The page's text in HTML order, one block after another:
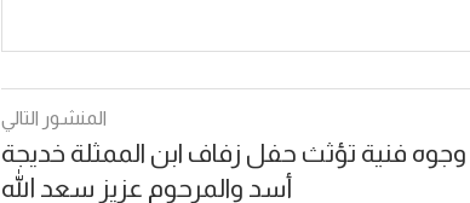
المنشور التالي
وجوه فنية تؤثث حفل زفاف ابن الممثلة خديجة
أسد والمرحوم عزيز سعد الله